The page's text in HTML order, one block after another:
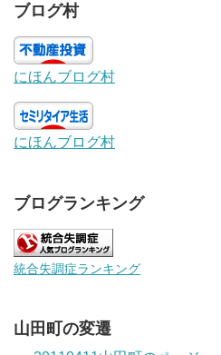
ブログ村
にほんブログ村
にほんブログ村
ブログランキング
統合失調症ランキング
山田町の変遷